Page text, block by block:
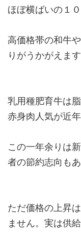
ほぼ横ばいの１
高価格帯の和牛
りがうかがえます
乳用種肥育牛は
赤身肉人気が近
この一年余りは
者の節約志向もあ
ただ価格の上昇
ません。実は供